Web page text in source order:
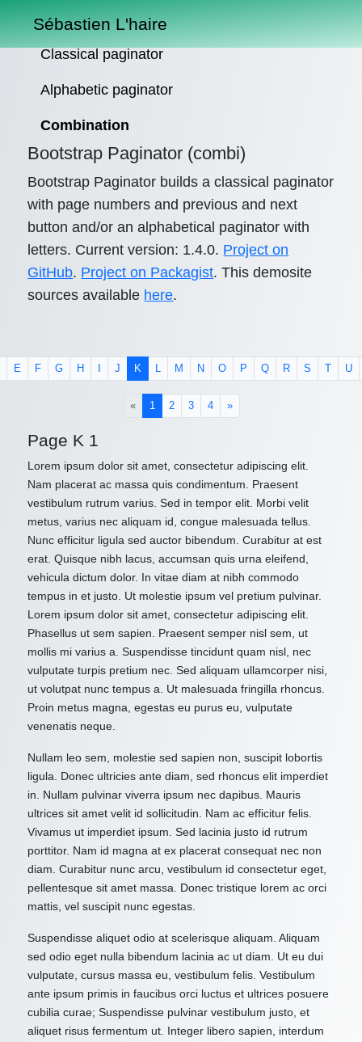
Sébastien L'haire
Classical paginator
Alphabetic paginator
Combination
Bootstrap Paginator (combi)
Bootstrap Paginator builds a classical paginator
with page numbers and previous and next
button and/or an alphabetical paginator with
letters. Current version: 1.4.0. Project on
GitHub. Project on Packagist. This demosite
sources available here.
E F G H J K L M N O P Q R S U
« 1 (current)
2 3 4 »
Page K 1
Lorem ipsum dolor sit amet, consectetur adipiscing elit.
Nam placerat ac massa quis condimentum. Praesent
vestibulum rutrum varius. Sed in tempor elit. Morbi velit
metus, varius nec aliquam id, congue malesuada tellus.
Nunc efficitur ligula sed auctor bibendum. Curabitur at est
erat. Quisque nibh lacus, accumsan quis urna eleifend,
vehicula dictum dolor. In vitae diam at nibh commodo
tempus in et justo. Ut molestie ipsum vel pretium pulvinar.
Lorem ipsum dolor sit amet, consectetur adipiscing elit.
Phasellus ut sem sapien. Praesent semper nisl sem, ut
mollis mi varius a. Suspendisse tincidunt quam nisl, nec
vulputate turpis pretium nec. Sed aliquam ullamcorper nisi,
ut volutpat nunc tempus a. Ut malesuada fringilla rhoncus.
Proin metus magna, egestas eu purus eu, vulputate
venenatis neque.
Nullam leo sem, molestie sed sapien non, suscipit lobortis
ligula. Donec ultricies ante diam, sed rhoncus elit imperdiet
in. Nullam pulvinar viverra ipsum nec dapibus. Mauris
ultrices sit amet velit id sollicitudin. Nam ac efficitur felis.
Vivamus ut imperdiet ipsum. Sed lacinia justo id rutrum
porttitor. Nam id magna at ex placerat consequat nec non
diam. Curabitur nunc arcu, vestibulum id consectetur eget,
pellentesque sit amet massa. Donec tristique lorem ac orci
mattis, vel suscipit nunc egestas.
Suspendisse aliquet odio at scelerisque aliquam. Aliquam
sed odio eget nulla bibendum lacinia ac ut diam. Ut eu dui
vulputate, cursus massa eu, vestibulum felis. Vestibulum
ante ipsum primis in faucibus orci luctus et ultrices posuere
cubilia curae; Suspendisse pulvinar vestibulum justo, et
aliquet risus fermentum ut. Integer libero sapien, interdum